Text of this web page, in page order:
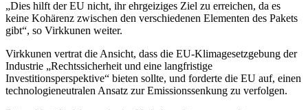
„Dies hilft der EU nicht, ihr ehrgeiziges Ziel zu erreichen, da es
keine Kohärenz zwischen den verschiedenen Elementen des Pakets
gibt“, so Virkkunen weiter.
Virkkunen vertrat die Ansicht, dass die EU-Klimagesetzgebung der
Industrie „Rechtssicherheit und eine langfristige
Investitionsperspektive“ bieten sollte, und forderte die EU auf, einen
technologieneutralen Ansatz zur Emissionssenkung zu verfolgen.